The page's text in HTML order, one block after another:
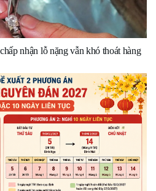
nhận lỗ nặng vẫn khó thoát hàng